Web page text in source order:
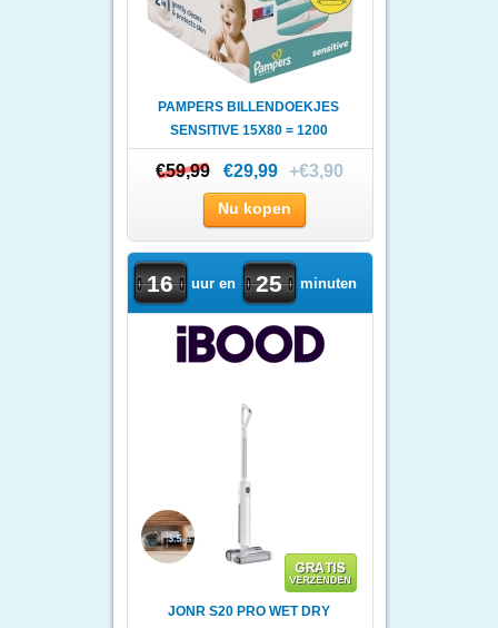
PAMPERS BILLENDOEKJES
SENSITIVE 15X80 = 1200
STUKS
€59,99
€59,99 €29,99 +€3,90
Nu kopen
16 uur en 25 minuten
JONR S20 PRO WET DRY